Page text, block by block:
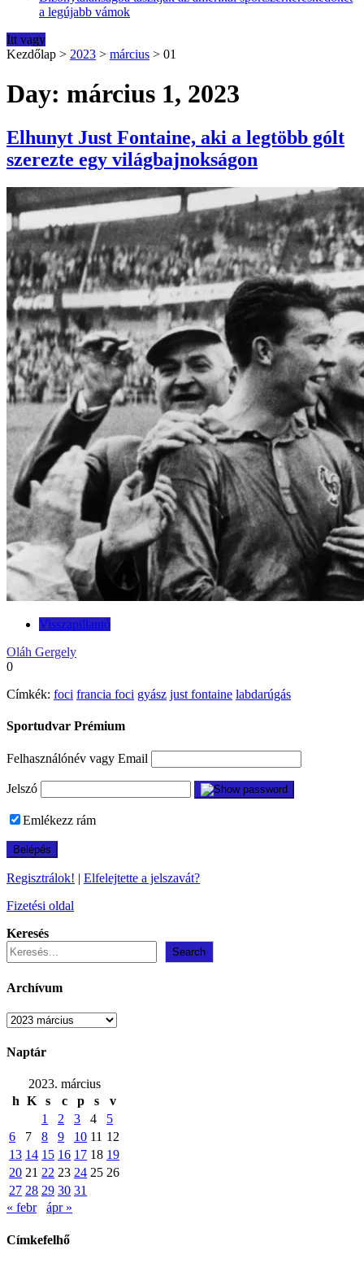
a legújabb vámok
Itt vagy
Kezdőlap > 2023 > március > 01
Day: március 1, 2023
Elhunyt Just Fontaine, aki a legtöbb gólt
szerezte egy világbajnokságon
Visszapillantó
Oláh Gergely
0
Címkék: foci francia foci gyász just fontaine labdarúgás
Sportudvar Prémium
Felhasználónév vagy Email
Jelszó
Emlékezz rám
Regisztrálok! | Elfelejtette a jelszavát?
Fizetési oldal
Keresés
Search
Archívum
Archívum
Naptár
2023. március
h K s c p s
v
1
2 3 4
5
6
7 8 9 10 11 12
13 14 15 16 17 18 19
20 21 22 23 24 25 26
27 28 29 30 31
« febr
ápr »
Címkefelhő